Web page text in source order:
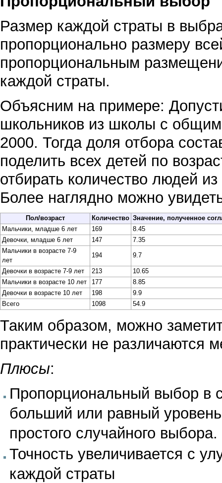
Размер каждой страты в
пропорционально размеру
пропорциональным
каждой страты.
Объясним на примере:
школьников из школы с
2000. Тогда доля отбора
поделить всех детей по
отбирать количество людей
Более наглядно можно
Пол/возраст Количество Значение, полученное
Мальчики, младше 6 лет
169
8.45
Девочки, младше 6 лет
147
7.35
Мальчики в возрасте 7-9
лет
194 9.7
Девочки в возрасте 7-9 лет 213
10.65
Мальчики в возрасте 10 лет
177
8.85
Девочки в возрасте 10 лет
198
9.9
Всего
1098 54.9
Таким образом, можно
практически не различаются
Плюсы:
Пропорциональный выбор в
больший или равный
простого случайного выбора.
Точность увеличивается с
каждой страты